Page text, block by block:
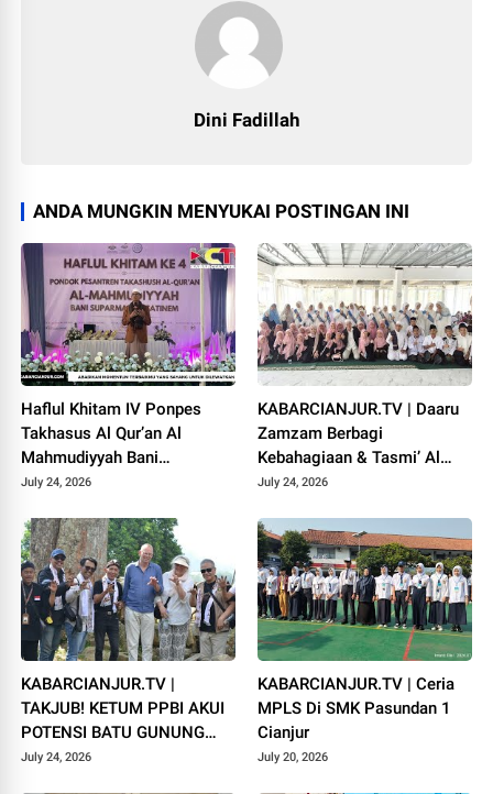
Dini Fadillah
ANDA MUNGKIN MENYUKAI POSTINGAN INI
Haflul Khitam IV Ponpes
Takhasus Al Qur’an Al
Mahmudiyyah Bani
Suparman Assatinem
July 24, 2026
KABARCIANJUR.TV | Daaru
Zamzam Berbagi
Kebahagiaan & Tasmi’ Al
Qur’an Sambut Muharram
July 24, 2026
KABARCIANJUR.TV |
TAKJUB! KETUM PPBI AKUI
POTENSI BATU GUNUNG
PADANG
July 24, 2026
KABARCIANJUR.TV | Ceria
MPLS Di SMK Pasundan 1
Cianjur
July 20, 2026